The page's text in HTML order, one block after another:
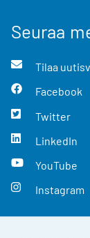
Seuraa
Tilaa
Facebook
Twitter
LinkedIn
YouTube
Instagram